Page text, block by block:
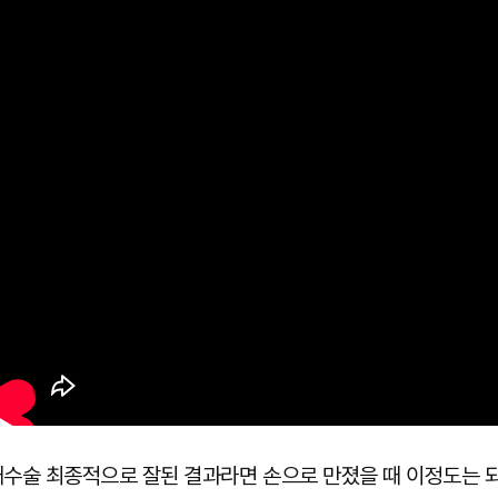
술 최종적으로 잘된 결과라면 손으로 만졌을 때 이정도는